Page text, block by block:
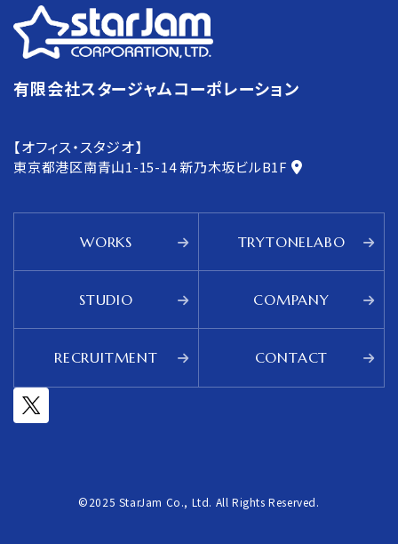
有限会社スタージャムコーポレーション
【オフィス・スタジオ】
東京都港区南青山1-15-14新乃木坂ビルB1F
WORKS TRYTONELABO
STUDIO COMPANY
RECRUITMENT CONTACT
©2025 StarJam Co., Ltd. All Rights Reserved.